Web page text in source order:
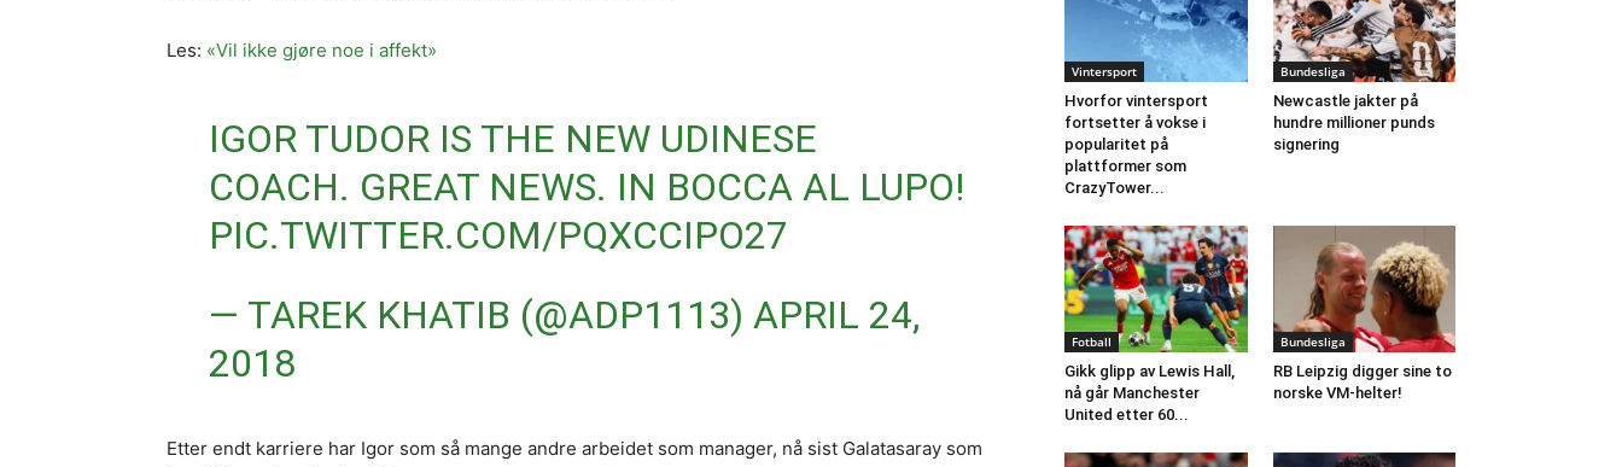
Les: «Vil ikke gjøre noe i affekt»
IGOR TUDOR IS THE NEW UDINESE
COACH. GREAT NEWS. IN BOCCA AL LUPO!
PIC.TWITTER.COM/PQXCCIPO27
— TAREK KHATIB (@ADP1113) APRIL 24,
2018
Etter endt karriere har Igor som så mange andre arbeidet som manager, nå sist Galatasaray som
Vintersport
Hvorfor vintersport
fortsetter å vokse i
popularitet på
plattformer som
CrazyTower...
Bundesliga
Newcastle jakter på
hundre millioner punds
signering
Fotball
Gikk glipp av Lewis Hall,
nå går Manchester
United etter 60...
Bundesliga
RB Leipzig digger sine to
norske VM-helter!